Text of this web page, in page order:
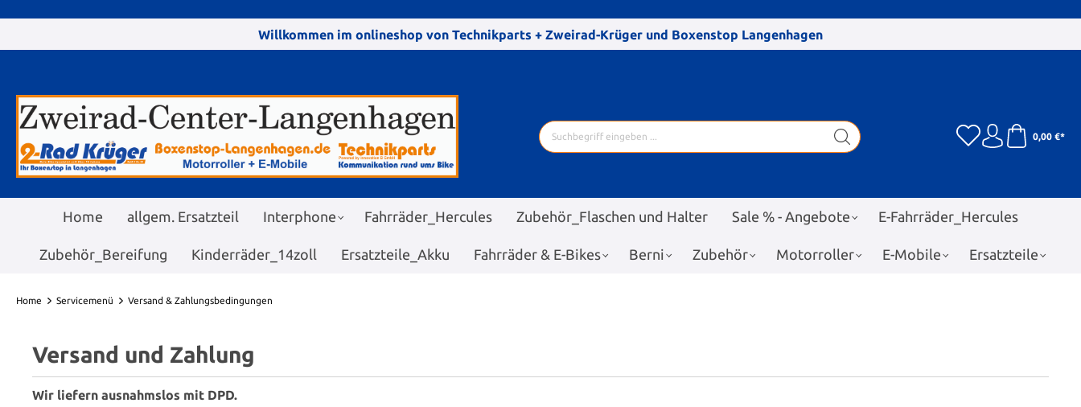
Willkommen im onlineshop von Technikparts + Zweirad-Krüger und Boxenstop Langenhagen
0,00 €*
Home allgem. Ersatzteil Interphone Fahrräder_Hercules Zubehör_Flaschen und Halter Sale % - Angebote E-Fahrräder_Hercules
Zubehör_Bereifung Kinderräder_14zoll Ersatzteile_Akku Fahrräder & E-Bikes Berni Zubehör Motorroller E-Mobile Ersatzteile
Home Servicemenü Versand & Zahlungsbedingungen
Versand und Zahlung
Wir liefern ausnahmslos mit DPD.